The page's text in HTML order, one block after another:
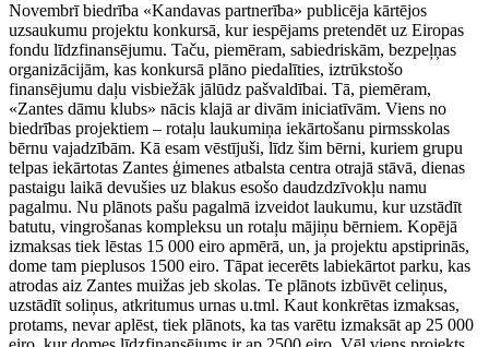
Novembrī biedrība «Kandavas partnerība» publicēja kārtējos
uzsaukumu projektu konkursā, kur iespējams pretendēt uz Eiropas
fondu līdzfinansējumu. Taču, piemēram, sabiedriskām, bezpeļņas
organizācijām, kas konkursā plāno piedalīties, iztrūkstošo
finansējumu daļu visbiežāk jālūdz pašvaldībai. Tā, piemēram,
«Zantes dāmu klubs» nācis klajā ar divām iniciatīvām. Viens no
biedrības projektiem – rotaļu laukumiņa iekārtošanu pirmsskolas
bērnu vajadzībām. Kā esam vēstījuši, līdz šim bērni, kuriem grupu
telpas iekārtotas Zantes ģimenes atbalsta centra otrajā stāvā, dienas
pastaigu laikā devušies uz blakus esošo daudzdzīvokļu namu
pagalmu. Nu plānots pašu pagalmā izveidot laukumu, kur uzstādīt
batutu, vingrošanas kompleksu un rotaļu mājiņu bērniem. Kopējā
izmaksas tiek lēstas 15 000 eiro apmērā, un, ja projektu apstiprinās,
dome tam pieplusos 1500 eiro. Tāpat iecerēts labiekārtot parku, kas
atrodas aiz Zantes muižas jeb skolas. Te plānots izbūvēt celiņus,
uzstādīt soliņus, atkritumus urnas u.tml. Kaut konkrētas izmaksas,
protams, nevar aplēst, tiek plānots, ka tas varētu izmaksāt ap 25 000